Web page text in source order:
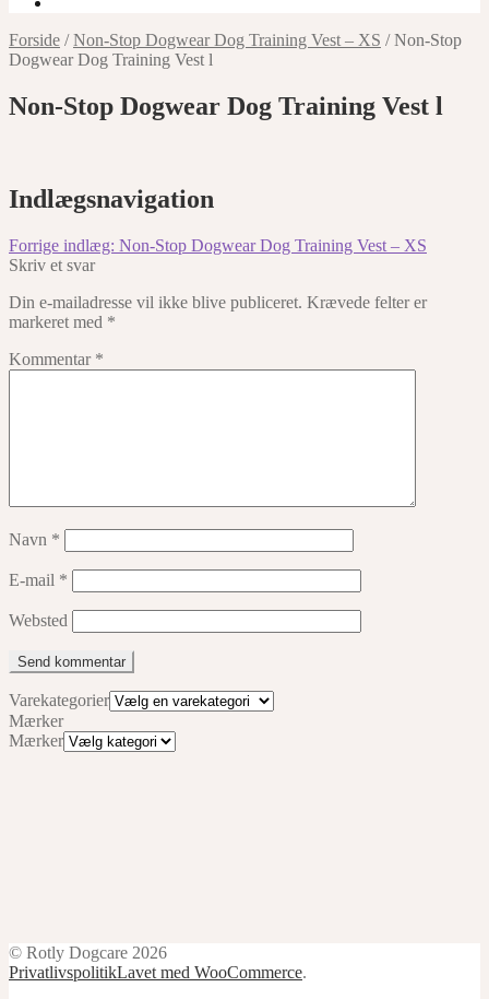
Forside /Non-Stop Dogwear Dog Training Vest – XS /Non-Stop
Dogwear Dog Training Vest l
Non-Stop Dogwear Dog Training Vest l
Indlægsnavigation
Forrige indlæg: Non-Stop Dogwear Dog Training Vest – XS
Skriv et svar
Din e-mailadresse vil ikke blive publiceret. Krævede felter er
markeret med *
Kommentar *
Navn *
E-mail *
Websted
Varekategorier
Mærker
Mærker
© Rotly Dogcare 2026
PrivatlivspolitikLavet med WooCommerce.